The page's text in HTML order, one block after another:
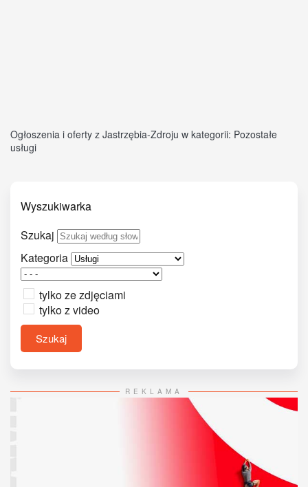
Ogłoszenia i oferty z Jastrzębia-Zdroju w kategorii: Pozostałe
usługi
Wyszukiwarka
Szukaj
Kategoria
tylko ze zdjęciami
tylko z video
Szukaj
REKLAMA